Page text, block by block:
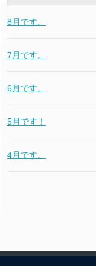
8月です。
7月です。
6月です。
5月です！
4月です。